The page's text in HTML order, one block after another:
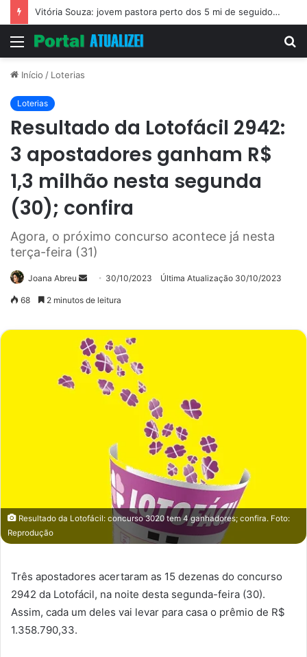
Vitória Souza: jovem pastora perto dos 5 mi de seguidores na web
Menu
Início / Loterias
Loterias
Resultado da Lotofácil 2942:
3 apostadores ganham R$
1,3 milhão nesta segunda
(30); confira
Agora, o próximo concurso acontece já nesta
terça-feira (31)
Joana Abreu
Mande30/10/2023 Última Atualização 30/10/2023
68 2 minutos de leitura
Resultado da Lotofácil: concurso 3020 tem 4 ganhadores; confira. Foto:
Reprodução
Três apostadores acertaram as 15 dezenas do concurso
2942 da Lotofácil, na noite desta segunda-feira (30).
Assim, cada um deles vai levar para casa o prêmio de R$
1.358.790,33.